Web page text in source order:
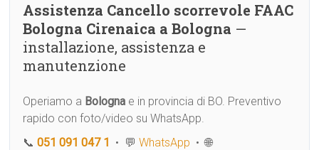
Assistenza Cancello scorrevole FAAC
Bologna Cirenaica a Bologna —
installazione, assistenza e
manutenzione
Operiamo a Bologna e in provincia di BO. Preventivo
rapido con foto/video su WhatsApp.
📞051 091 047 1 • 💬WhatsApp • 🌐